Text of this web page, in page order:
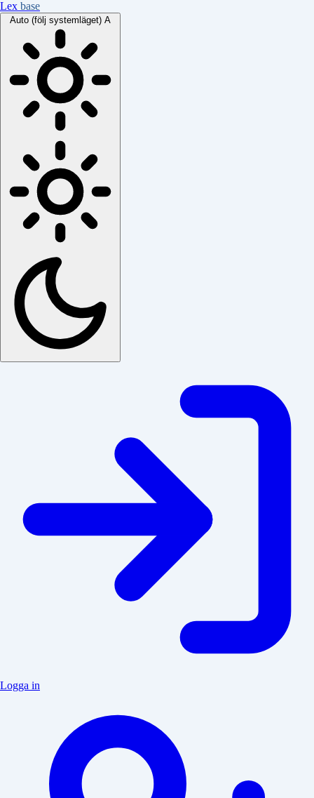
Lex base
Auto (följ systemläget) A
Logga in